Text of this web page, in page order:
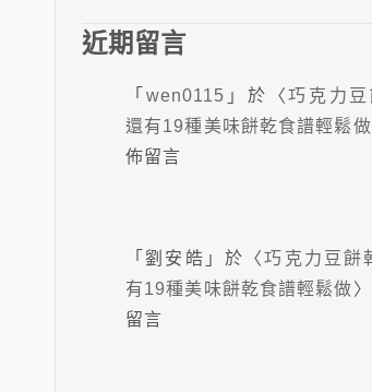
近期留言
「 wen0115 」於〈巧克力豆
還有19種美味餅乾食譜輕鬆做
佈留言
「劉安皓 」於〈巧克力豆餅
有19種美味餅乾食譜輕鬆做
留言